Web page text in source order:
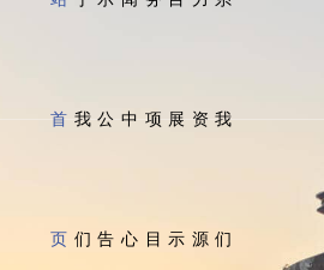
首
页
我
们
公
告
中
心
项
目
展
示
资
源
我
们